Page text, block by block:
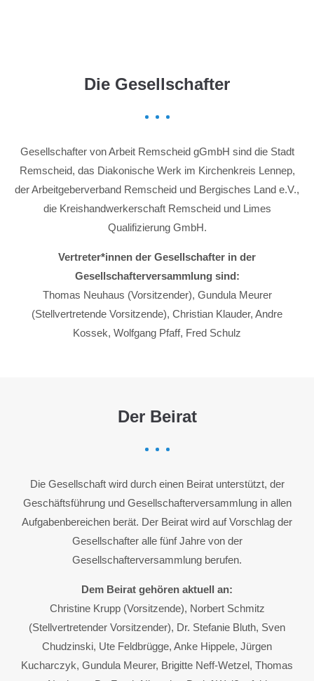
Die Gesellschafter
Gesellschafter von Arbeit Remscheid gGmbH sind die Stadt
Remscheid, das Diakonische Werk im Kirchenkreis Lennep,
der Arbeitgeberverband Remscheid und Bergisches Land e.V.,
die Kreishandwerkerschaft Remscheid und Limes
Qualifizierung GmbH.
Vertreter*innen der Gesellschafter in der
Gesellschafterversammlung sind:
Thomas Neuhaus (Vorsitzender), Gundula Meurer
(Stellvertretende Vorsitzende), Christian Klauder, Andre
Kossek, Wolfgang Pfaff, Fred Schulz
Der Beirat
Die Gesellschaft wird durch einen Beirat unterstützt, der
Geschäftsführung und Gesellschafterversammlung in allen
Aufgabenbereichen berät. Der Beirat wird auf Vorschlag der
Gesellschafter alle fünf Jahre von der
Gesellschafterversammlung berufen.
Dem Beirat gehören aktuell an:
Christine Krupp (Vorsitzende), Norbert Schmitz
(Stellvertretender Vorsitzender), Dr. Stefanie Bluth, Sven
Chudzinski, Ute Feldbrügge, Anke Hippele, Jürgen
Kucharczyk, Gundula Meurer, Brigitte Neff-Wetzel, Thomas